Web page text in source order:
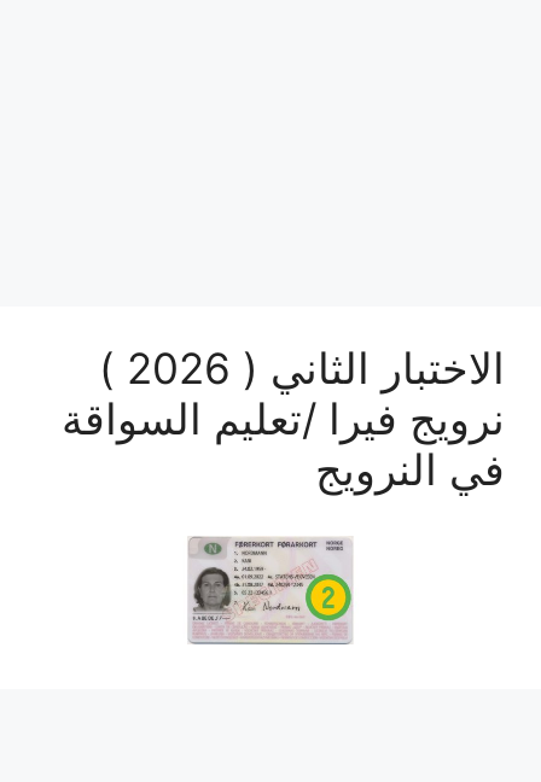
الاختبار الثاني ( 2026 )
نرويج فيرا /تعليم السواقة
في النرويج